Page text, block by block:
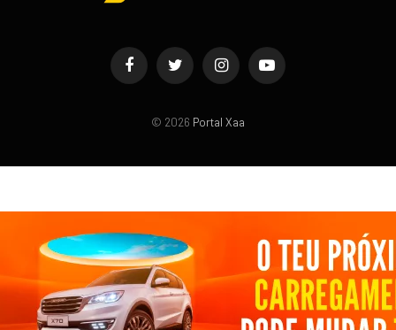
FacebookTwitter InstagramYouTube
© 2026 Portal Xaa